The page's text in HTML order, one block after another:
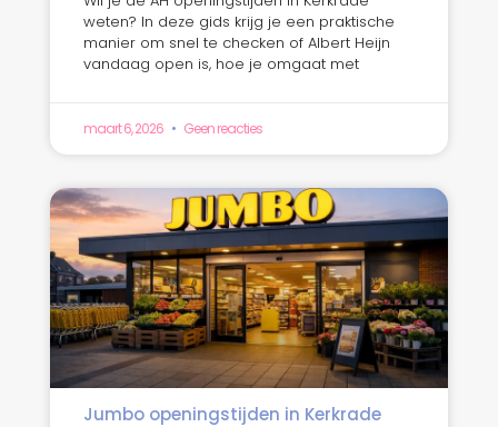
weten? In deze gids krijg je een praktische
manier om snel te checken of Albert Heijn
vandaag open is, hoe je omgaat met
maart 6, 2026 Geen reacties
Jumbo openingstijden in Kerkrade